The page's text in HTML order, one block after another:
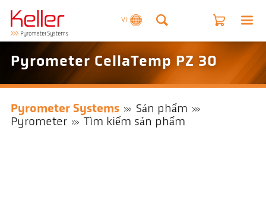
VI
Pyrometer CellaTemp PZ 30
Pyrometer Systems
Sản phẩm
Pyrometer
Tìm kiếm sản phẩm